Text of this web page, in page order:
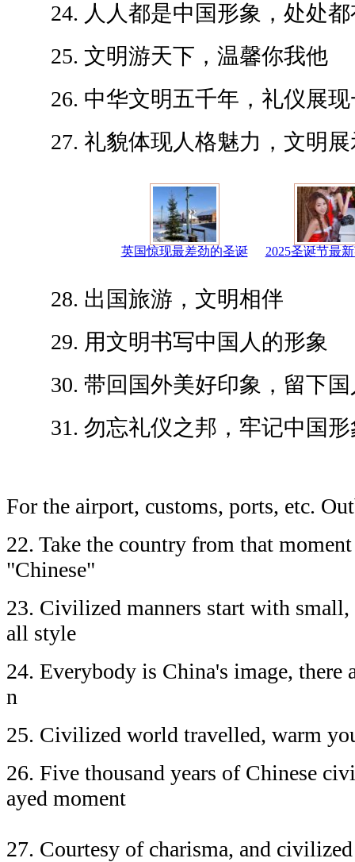
24. 人人都是中国形象，处处都
25. 文明游天下，温馨你我他
26. 中华文明五千年，礼仪展现
27. 礼貌体现人格魅力，文明展
英国惊现最差劲的圣诞 2025圣诞节最
28. 出国旅游，文明相伴
29. 用文明书写中国人的形象
30. 带回国外美好印象，留下国
31. 勿忘礼仪之邦，牢记中国形
For the airport, customs, ports, etc.
22. Take the country from that
"Chinese"
23. Civilized manners start with
all style
24. Everybody is China's image,
n
25. Civilized world travelled, warm
26. Five thousand years of Chinese
ayed moment
27. Courtesy of charisma, and